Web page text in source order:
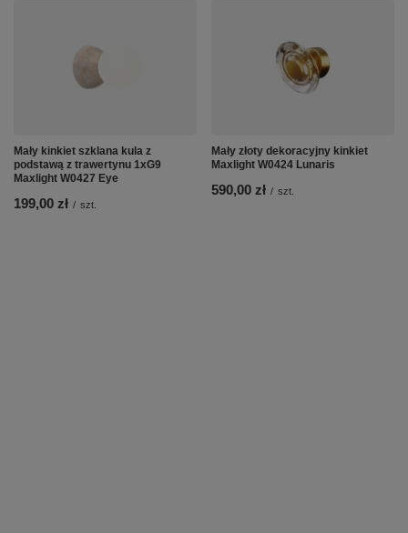
Mały kinkiet szklana kula z
podstawą z trawertynu 1xG9
Maxlight W0427 Eye
199,00 zł / szt.
Mały złoty dekoracyjny kinkiet
Maxlight W0424 Lunaris
590,00 zł / szt.